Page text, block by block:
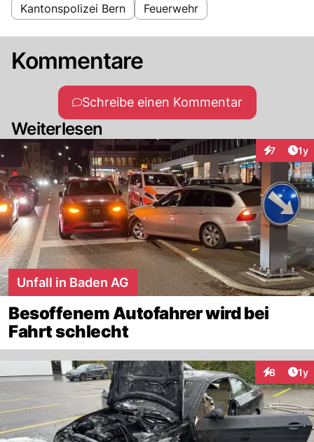
Kantonspolizei Bern Feuerwehr
Kommentare
Schreibe einen Kommentar
Weiterlesen
7 1y
Unfall in Baden AG
Besoffenem Autofahrer wird bei
Fahrt schlecht
8 1y